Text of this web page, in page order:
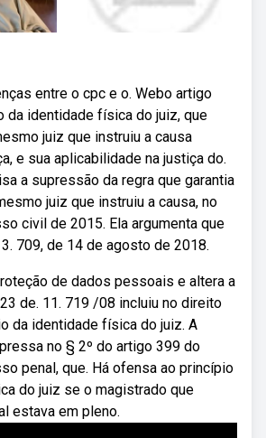
entre o cpc e o. Webo artigo
da identidade física do juiz, que
juiz que instruiu a causa
e sua aplicabilidade na justiça do.
a supressão da regra que garantia
juiz que instruiu a causa, no
civil de 2015. Ela argumenta que
709, de 14 de agosto de 2018.
de dados pessoais e altera a
de. 11. 719 /08 incluiu no direito
da identidade física do juiz. A
no § 2º do artigo 399 do
penal, que. Há ofensa ao princípio
do juiz se o magistrado que
estava em pleno.